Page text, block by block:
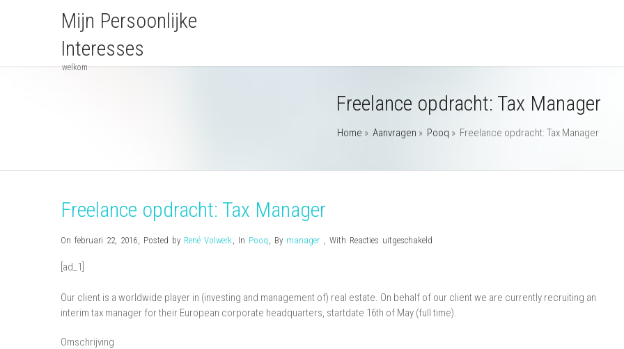
Mijn Persoonlijke
Interesses
welkom
Freelance opdracht: Tax Manager
Home » Aanvragen » Pooq » Freelance opdracht: Tax Manager
Freelance opdracht: Tax Manager
On februari 22, 2016, Posted by René Volwerk, In Pooq , By manager , With Reacties uitgeschakeld
Manager
[ad_1]
Our client is a worldwide player in (investing and management of) real estate. On behalf of our client we are currently recruiting an
interim tax manager for their European corporate headquarters, startdate 16th of May (full time).
Omschrijving